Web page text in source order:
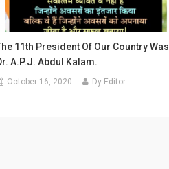
11th President Of Our Country Was
A.P.J. Abdul Kalam.
October 16, 2020 Dy Editor